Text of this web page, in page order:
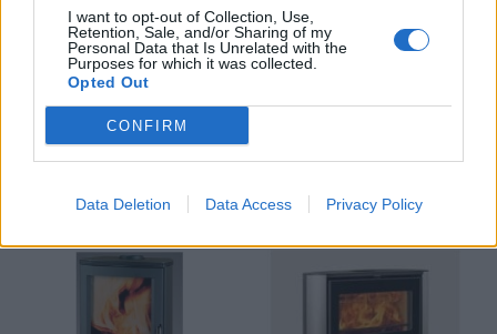
I want to opt-out of Collection, Use,
Retention, Sale, and/or Sharing of my
Personal Data that Is Unrelated with the
Purposes for which it was collected.
Opted Out
CONFIRM
Data Deletion Data Access Privacy Policy
Svanenmärkt
P-märkt: EN 13240 godkänd
Max vedlängd: 340 mm
Säkerhetsavstånd rygg: 100 mm
Säkerhetsavstånd sida: 400 mm